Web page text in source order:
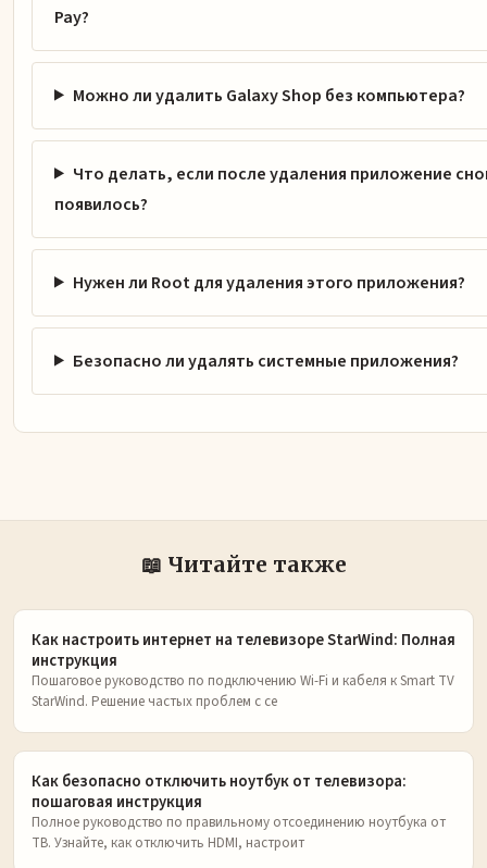
Pay?
Можно ли удалить Galaxy Shop без компьютера?
Что делать, если после удаления приложение
появилось?
Нужен ли Root для удаления этого приложения?
Безопасно ли удалять системные приложения?
📖 Читайте также
Как настроить интернет на телевизоре StarWind: Полная
инструкция
Пошаговое руководство по подключению Wi-Fi и кабеля к Smart TV
StarWind. Решение частых проблем с се
Как безопасно отключить ноутбук от телевизора:
пошаговая инструкция
Полное руководство по правильному отсоединению ноутбука от
ТВ. Узнайте, как отключить HDMI, настроит